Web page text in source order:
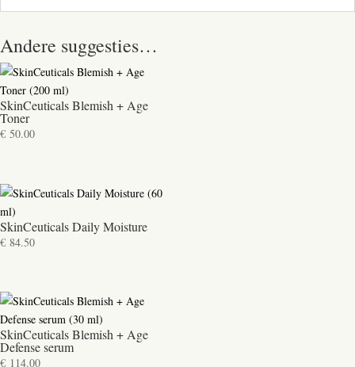
Andere suggesties…
SkinCeuticals Blemish + Age
Toner
€ 50.00
SkinCeuticals Daily Moisture
€ 84.50
SkinCeuticals Blemish + Age
Defense serum
€ 114.00